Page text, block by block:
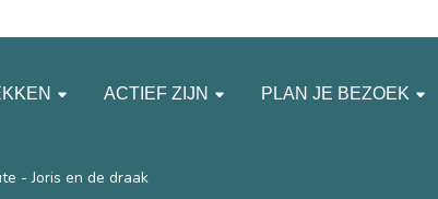
ACTIEF ZIJN PLAN JE BEZOEK
- Joris en de draak